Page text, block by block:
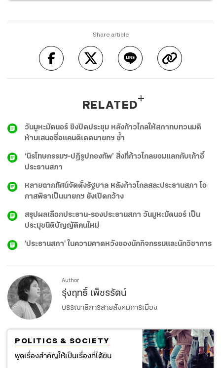
Share article
RELATED
วันมูหะมัดนอร์ ชิงปิดประชุม หลังก้าวไกลให้สภาทบทวนมติ
ห้ามเสนอชื่อแคนดิเดตนายกฯ ซ้ำ
‘นิรโทษกรรมฯ-ปฏิรูปกองทัพ’ สิ่งที่ก้าวไกลยอมแลกกับเก้าอี้
ประธานสภา
หลายฉากทัศน์จัดตั้งรัฐบาล หลังก้าวไกลสละประธานสภา โอ
กาสพิธาเป็นนายกฯ ยังเปิดกว้าง
สรุปผลเลือกประธาน-รองประธานสภา วันมูหะมัดนอร์ เป็น
ประมุขนิติบัญญัติคนใหม่
'ประธานสภา' ในความคาดหวังของนักกิจกรรมและนักวิชาการ
Author
รุ่งฤทธิ์ เพ็ชรรัตน์
บรรณาธิการสายสังคมการเมือง
POLITICS & SOCIETY
พูดเรื่องสำคัญให้เป็นเรื่องที่ได้ยิน